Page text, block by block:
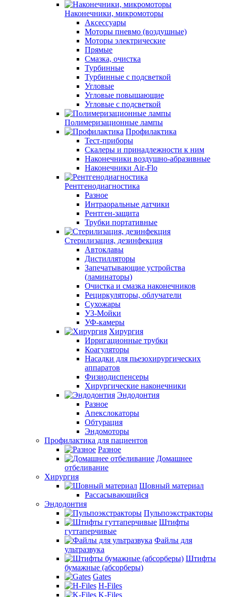
Наконечники, микромоторы
Аксессуары
Моторы пневмо (воздушные)
Моторы электрические
Прямые
Смазка, очистка
Турбинные
Турбинные с подсветкой
Угловые
Угловые повышающие
Угловые с подсветкой
Полимеризационные лампы
Профилактика
Тест-приборы
Скалеры и принадлежности к ним
Наконечники воздушно-абразивные
Наконечники Air-Flo
Рентгенодиагностика
Разное
Интраоральные датчики
Рентген-защита
Трубки портативные
Стерилизация, дезинфекция
Автоклавы
Дистилляторы
Запечатывающие устройства
(ламинаторы)
Очистка и смазка наконечников
Рециркуляторы, облучатели
Сухожары
УЗ-Мойки
УФ-камеры
Хирургия
Ирригационные трубки
Коагуляторы
Насадки для пьезохирургических
аппаратов
Физиодиспенсеры
Хирургические наконечники
Эндодонтия
Разное
Апекслокаторы
Обтурация
Эндомоторы
Профилактика для пациентов
Разное
Домашнее
отбеливание
Хирургия
Шовный материал
Рассасывающийся
Эндодонтия
Пульпоэкстракторы
Штифты
гуттаперчивые
Файлы для
ультразвука
Штифты
бумажные (абсорберы)
Gates
H-Files
K-Files